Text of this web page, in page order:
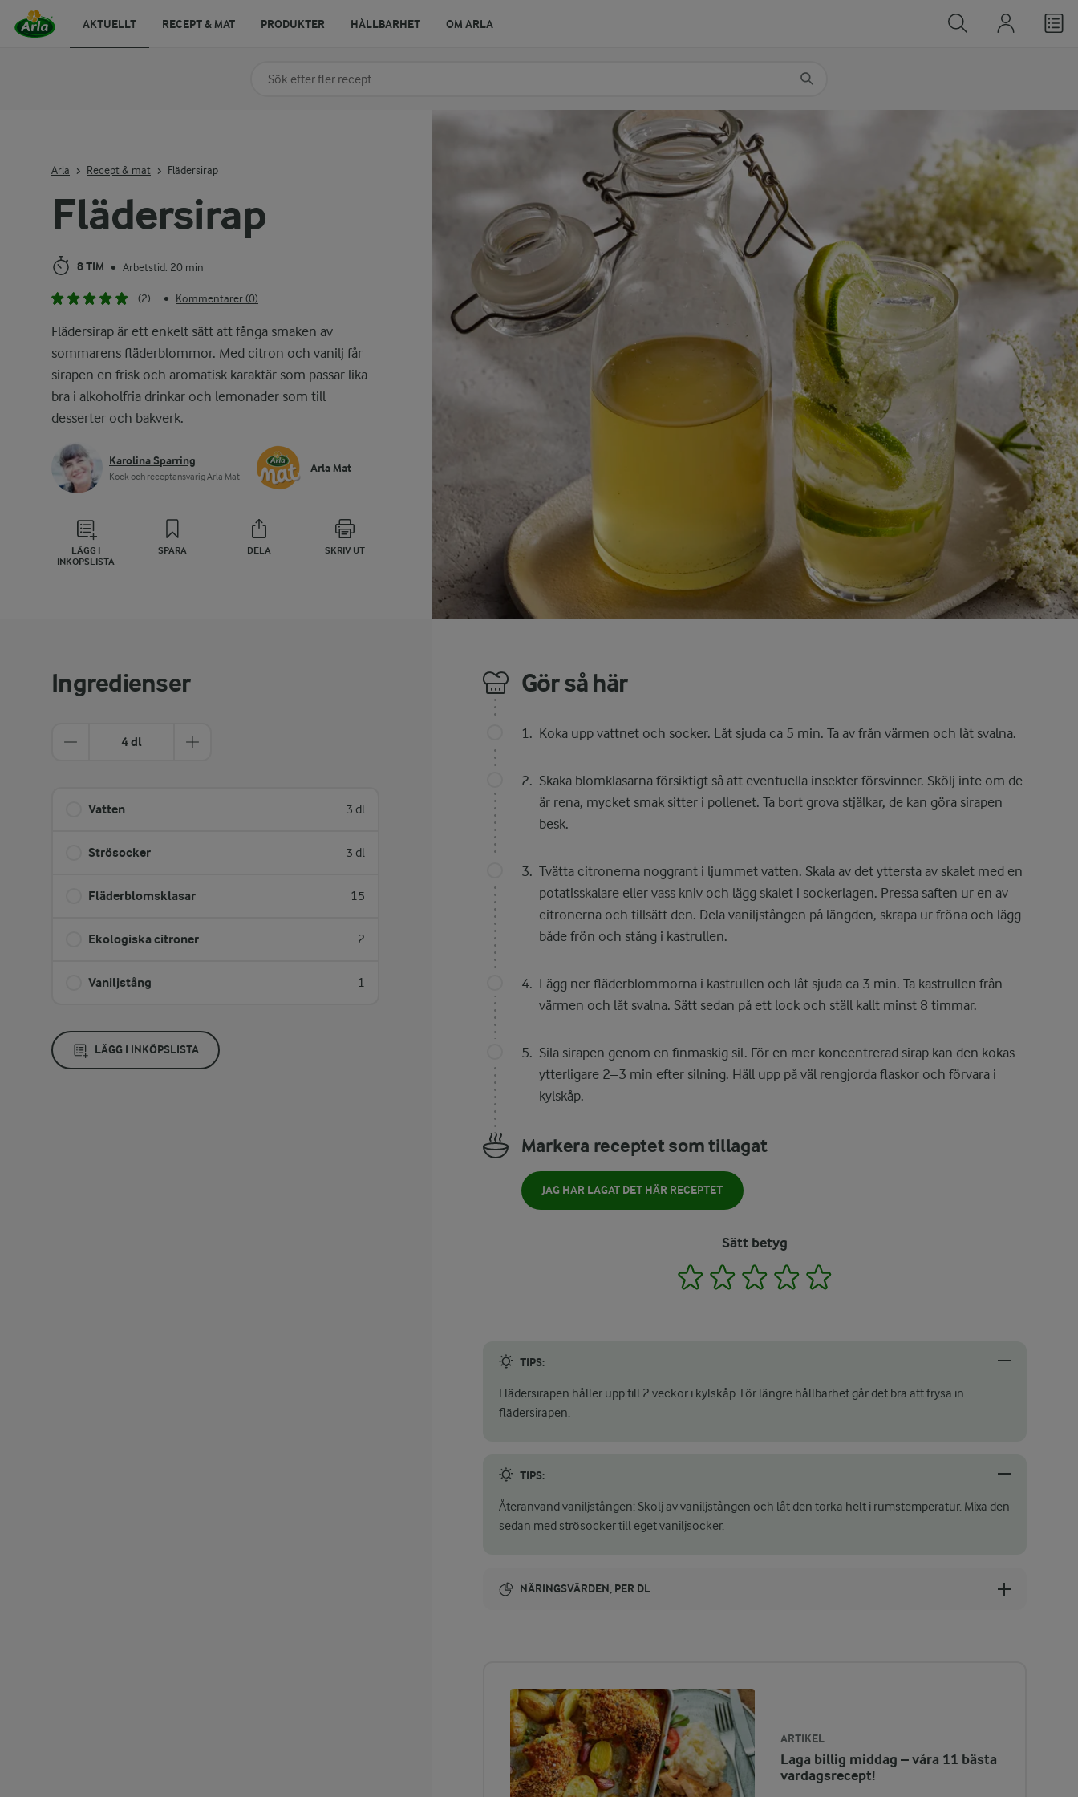
Flädersirap
8 TIM • Arbetstid: 20 min
(2) • Kommentarer (0)
Flädersirap är ett enkelt sätt att fånga smaken av
sommarens fläderblommor. Med citron och vanilj får
sirapen en frisk och aromatisk karaktär som passar lika
bra i alkoholfria drinkar och lemonader som till
desserter och bakverk.
Karolina Sparring
Kock och receptansvarig Arla Mat
Arla Mat
LÄGG I
INKÖPSLISTA
SPARA DELA SKRIV UT
Arla Recept & mat Flädersirap
Ingredienser
4 dl
Vatten 3 dl
Strösocker 3 dl
Fläderblomsklasar 15
Ekologiska citroner 2
Vaniljstång 1
LÄGG I INKÖPSLISTA
Gör så här
Koka upp vattnet och socker. Låt sjuda ca 5 min. Ta av från värmen och låt svalna.
Skaka blomklasarna försiktigt så att eventuella insekter försvinner. Skölj inte om de
är rena, mycket smak sitter i pollenet. Ta bort grova stjälkar, de kan göra sirapen
besk.
Tvätta citronerna noggrant i ljummet vatten. Skala av det yttersta av skalet med en
potatisskalare eller vass kniv och lägg skalet i sockerlagen. Pressa saften ur en av
citronerna och tillsätt den. Dela vaniljstången på längden, skrapa ur fröna och lägg
både frön och stång i kastrullen.
Lägg ner fläderblommorna i kastrullen och låt sjuda ca 3 min. Ta kastrullen från
värmen och låt svalna. Sätt sedan på ett lock och ställ kallt minst 8 timmar.
Sila sirapen genom en finmaskig sil. För en mer koncentrerad sirap kan den kokas
ytterligare 2–3 min efter silning. Häll upp på väl rengjorda flaskor och förvara i
kylskåp.
Markera receptet som tillagat
JAG HAR LAGAT DET HÄR RECEPTET
Sätt betyg
1 2 3 4
TIPS:
Flädersirapen håller upp till 2 veckor i kylskåp. För längre hållbarhet går det bra att frysa in
flädersirapen.
TIPS:
Återanvänd vaniljstången: Skölj av vaniljstången och låt den torka helt i rumstemperatur. Mixa den
sedan med strösocker till eget vaniljsocker.
NÄRINGSVÄRDEN, PER DL
ENERGIDISTRIBUTION %
NÄRINGSVÄRDEN PER DL
Fiber:
-
2,8 g
ARTIKEL
Laga billig middag – våra 11 bästa
vardagsrecept!
Sök på kategori eller ingrediens
AKTUELLT RECEPT & MAT PRODUKTER HÅLLBARHET OM ARLA